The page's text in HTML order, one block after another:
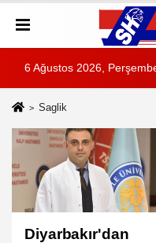
6 Ağustos 2026,
Saglik
Gece Yeme